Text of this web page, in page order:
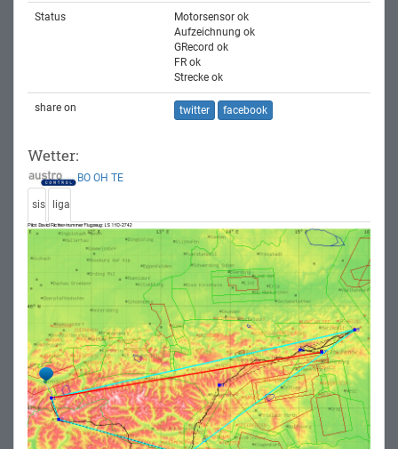
Status
Motorsensor ok
Aufzeichnung ok
GRecord ok
FR ok
Strecke ok
share on twitter facebook
Wetter:
BO OH TE
sis liga